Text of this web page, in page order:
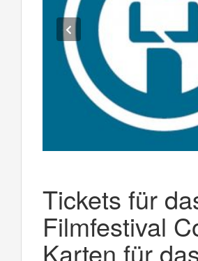
Tickets für
Filmfestival
Karten für